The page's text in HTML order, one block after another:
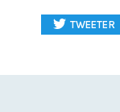
TWEETER